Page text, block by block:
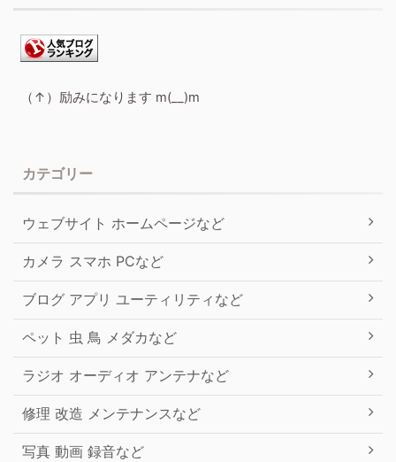
（↑）励みになります m(__)m
カテゴリー
ウェブサイト ホームページなど
カメラ スマホ PCなど
ブログ アプリ ユーティリティなど
ペット 虫 鳥 メダカなど
ラジオ オーディオ アンテナなど
修理 改造 メンテナンスなど
写真 動画 録音など